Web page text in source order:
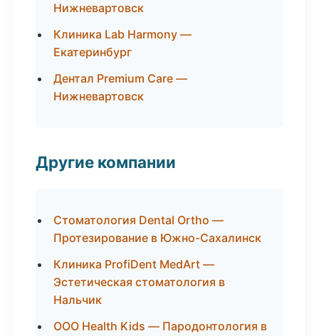
Нижневартовск
Клиника Lab Harmony —
Екатеринбург
Дентал Premium Care —
Нижневартовск
Другие компании
Стоматология Dental Ortho —
Протезирование в Южно-Сахалинск
Клиника ProfiDent MedArt —
Эстетическая стоматология в
Нальчик
ООО Health Kids — Пародонтология в